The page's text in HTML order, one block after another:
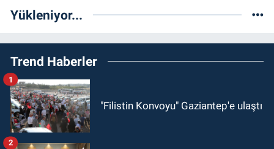
Yükleniyor...
Trend Haberler
"Filistin Konvoyu" Gaziantep'e ulaştı
1
2